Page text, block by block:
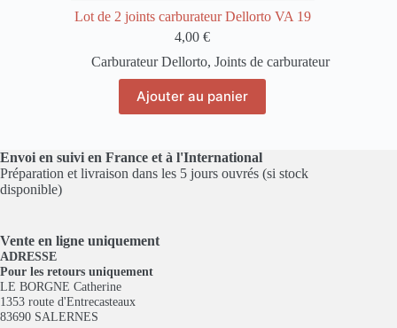
Lot de 2 joints carburateur Dellorto VA 19
4,00€
Carburateur Dellorto, Joints de carburateur
Ajouter au panier
Envoi en suivi en France et à l'International
Préparation et livraison dans les 5 jours ouvrés (si stock
disponible)
Vente en ligne uniquement
ADRESSE
Pour les retours uniquement
LE BORGNE Catherine
1353 route d'Entrecasteaux
83690 SALERNES